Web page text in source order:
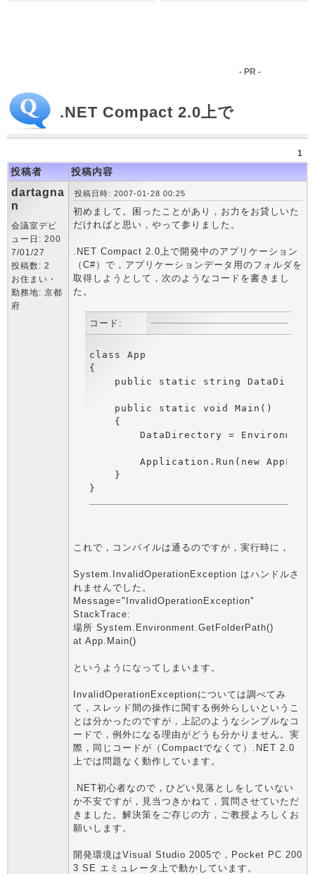
- PR -
.NET Compact 2.0上で
1
投稿者 投稿内容
dartagna
n
会議室デビ
ュー日: 200
7/01/27
投稿数: 2
お住まい・
勤務地: 京都
府
投稿日時: 2007-01-28 00:25
初めまして。困ったことがあり，お力をお貸しいた
だければと思い，やって参りました。
.NET Compact 2.0上で開発中のアプリケーション
（C#）で，アプリケーションデータ用のフォルダを
取得しようとして，次のようなコードを書きまし
た。
コード:
class App
{
public static string
    public static void Main()
    {
DataDirectory =
Application.Run(new
    }
これで，コンパイルは通るのですが，実行時に，
System.InvalidOperationException はハンドルさ
れませんでした。
Message="InvalidOperationException"
StackTrace:
場所 System.Environment.GetFolderPath()
at App.Main()
というようになってしまいます。
InvalidOperationExceptionについては調べてみ
て，スレッド間の操作に関する例外らしいというこ
とは分かったのですが，上記のようなシンプルなコ
ードで，例外になる理由がどうも分かりません。実
際，同じコードが（Compactでなくて）.NET 2.0
上では問題なく動作しています。
.NET初心者なので，ひどい見落としをしていない
か不安ですが，見当つきかねて，質問させていただ
きました。解決策をご存じの方，ご教授よろしくお
願いします。
開発環境はVisual Studio 2005で，Pocket PC 200
3 SE エミュレータ上で動かしています。